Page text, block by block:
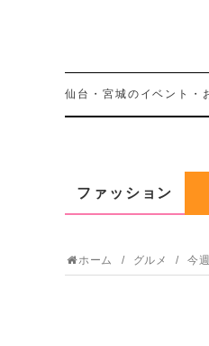
仙台・宮城のイベント・
ファッション
ホーム グルメ 今